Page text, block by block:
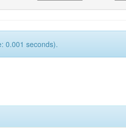
0.001 seconds).